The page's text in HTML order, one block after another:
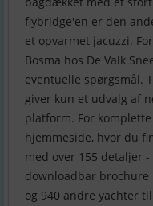
flybridge'en er den
et opvarmet jacuzzi.
Bosma hos De Valk
eventuelle spørgsmål.
giver kun et udvalg af
platform. For
hjemmeside, hvor du
med over 155 detaljer
downloadbar brochure
og 940 andre yachter